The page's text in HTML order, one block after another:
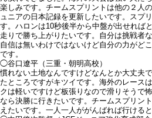
楽しみです。チームスプリントは他の２人
ュニアの日本記録を更新したいです。スプ
す。ハロンは10秒後半から中盤が出せれば
走りで勝ち上がりたいです。自分は挑戦者
自信は無いわけではないけど自分の力がど
です。
◯谷口遼平（三重・朝明高校）
慣れない土地なんですけどなんとか大丈夫
たところですがキツイです。海外のレース
クは軽いですけど板張りなので滑りそうで
なら決勝に行きたいです。チームスプリン
えたいです。一人一人ががんばれば行けると